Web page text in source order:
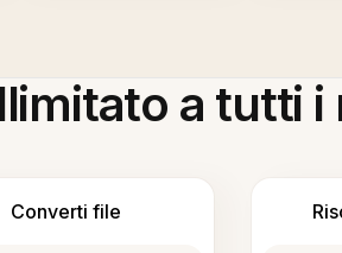
a tutti
Converti file